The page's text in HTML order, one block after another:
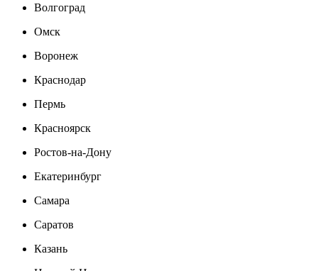
Волгоград
Омск
Воронеж
Краснодар
Пермь
Красноярск
Ростов-на-Дону
Екатеринбург
Самара
Саратов
Казань